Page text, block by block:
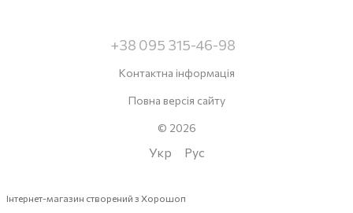
+38 095 315-46-98
Контактна інформація
Повна версія сайту
© 2026
Укр Рус
Інтернет-магазин створений з Хорошоп